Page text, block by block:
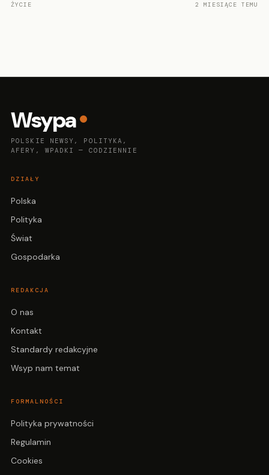
ŻYCIE 2 MIESIĄCE TEMU
Wsypa
POLSKIE NEWSY, POLITYKA,
AFERY, WPADKI — CODZIENNIE
DZIAŁY
Polska
Polityka
Świat
Gospodarka
REDAKCJA
O nas
Kontakt
Standardy redakcyjne
Wsyp nam temat
FORMALNOŚCI
Polityka prywatności
Regulamin
Cookies